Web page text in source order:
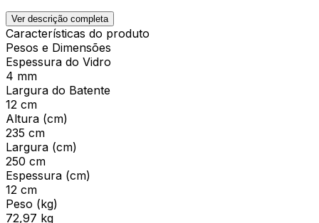
Ver descrição completa
Características do produto
Pesos e Dimensões
Espessura do Vidro
4 mm
Largura do Batente
12 cm
Altura (cm)
235 cm
Largura (cm)
250 cm
Espessura (cm)
12 cm
Peso (kg)
72,97 kg